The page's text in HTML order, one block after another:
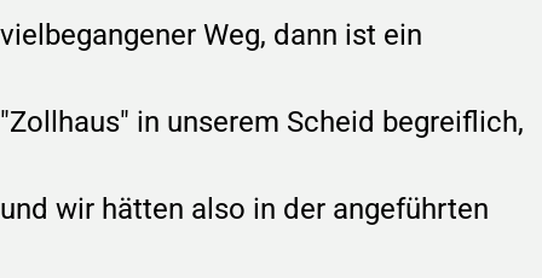
vielbegangener Weg, dann ist ein
"Zollhaus" in unserem Scheid begreiflich,
und wir hätten also in der angeführten